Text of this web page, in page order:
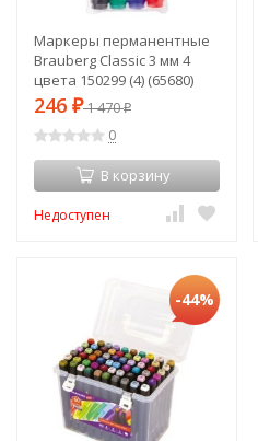
Маркеры перманентные
Brauberg Classic 3 мм 4
цвета 150299 (4) (65680)
246 ₽1 470₽
0
В корзину
Недоступен
-44%